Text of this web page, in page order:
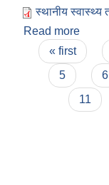
स्थानीय
Read more
Pages
« first
5
6
11